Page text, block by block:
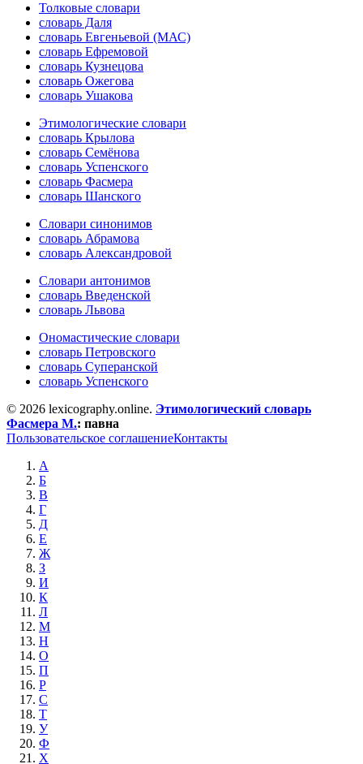
Толковые словари
словарь Даля
словарь Евгеньевой (МАС)
словарь Ефремовой
словарь Кузнецова
словарь Ожегова
словарь Ушакова
Этимологические словари
словарь Крылова
словарь Семёнова
словарь Успенского
словарь Фасмера
словарь Шанского
Словари синонимов
словарь Абрамова
словарь Александровой
Словари антонимов
словарь Введенской
словарь Львова
Ономастические словари
словарь Петровского
словарь Суперанской
словарь Успенского
© 2026 lexicography.online. Этимологический словарь
Фасмера М.: павна
Пользовательское соглашениеКонтакты
А
Б
В
Г
Д
Е
Ж
З
И
К
Л
М
Н
О
П
Р
С
Т
У
Ф
Х